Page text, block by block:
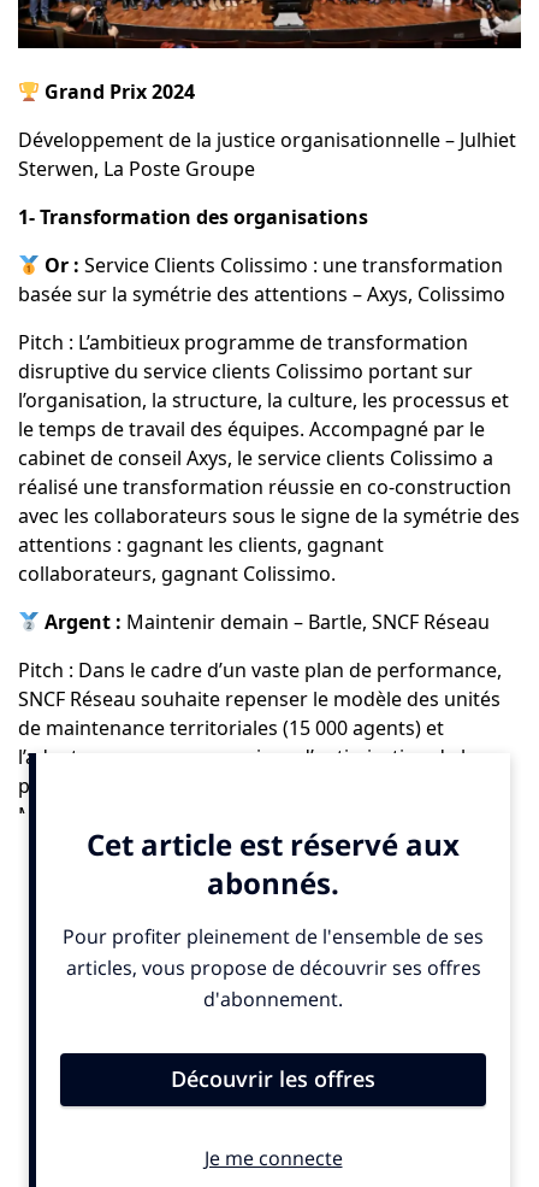
Grand Prix 2024
Développement de la justice organisationnelle – Julhiet
Sterwen, La Poste Groupe
1- Transformation des organisations
Or : Service Clients Colissimo : une transformation
basée sur la symétrie des attentions – Axys, Colissimo
Pitch : L’ambitieux programme de transformation
disruptive du service clients Colissimo portant sur
l’organisation, la structure, la culture, les processus et
le temps de travail des équipes. Accompagné par le
cabinet de conseil Axys, le service clients Colissimo a
réalisé une transformation réussie en co-construction
avec les collaborateurs sous le signe de la symétrie des
attentions : gagnant les clients, gagnant
collaborateurs, gagnant Colissimo.
Argent : Maintenir demain – Bartle, SNCF Réseau
Pitch : Dans le cadre d’un vaste plan de performance,
SNCF Réseau souhaite repenser le modèle des unités
de maintenance territoriales (15 000 agents) et
l’adapter aux nouveaux enjeux d’optimisation de la
planification et du digital notamment. Le programme
Maintenir Demain consiste en la conception et au
déploiement d’un nouveau modèle de fonctionnement
des unités de maintenance au sein des 28 infrapôles
(établissements de maintenance) du territoire.
Bronze : COGS Factory – Transformer la fonction
Finance et optimiser la stratégie financière de Renault
– Capgemini Invent, Renault Group
Pitch : Dans un marché automobile de plus en plus
complexe et imprévisible, il est essentiel pour les
constructeurs de disposer de simulations de coûts des
adaptation commerciale en temps réel et bénéficient à